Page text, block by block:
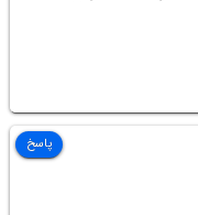
پاسخ